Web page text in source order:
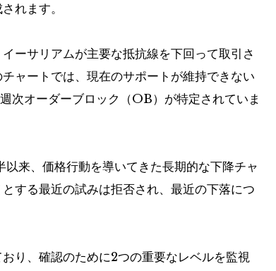
れます。
ーサリアムが主要な抵抗線を下回って取引さ
ャートでは、現在のサポートが維持できない
次オーダーブロック（OB）が特定されていま
以来、価格行動を導いてきた長期的な下降チャ
する最近の試みは拒否され、最近の下落につ
り、確認のために2つの重要なレベルを監視